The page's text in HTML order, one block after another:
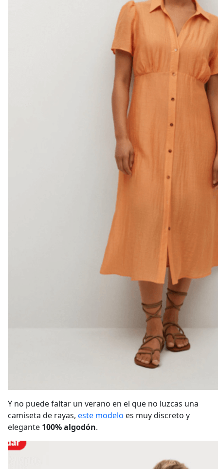
Y no puede faltar un verano en el que no luzcas una
camiseta de rayas, este modelo es muy discreto y
elegante 100% algodón.